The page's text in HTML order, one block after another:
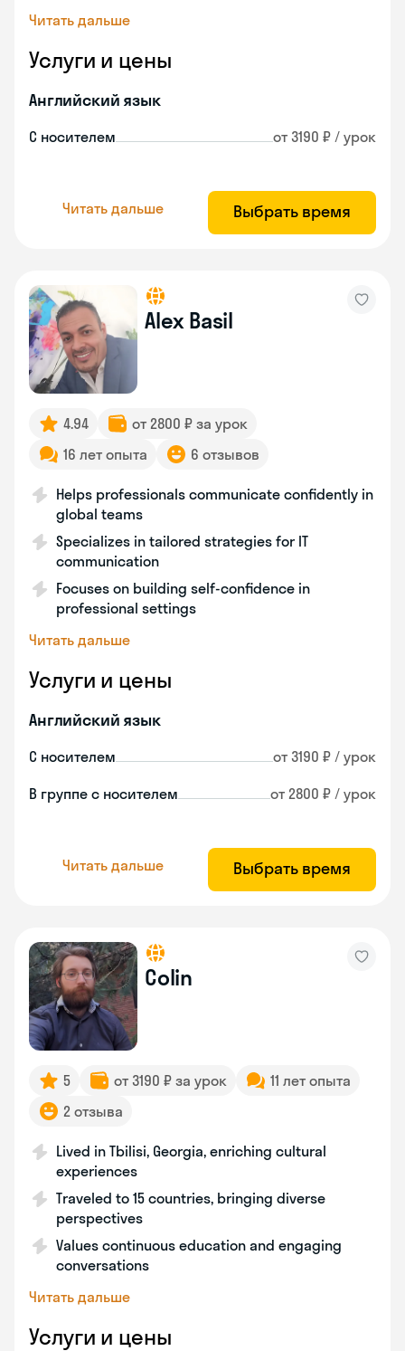
Читать дальше
Услуги и цены
Английский язык
С носителем от 3190 ₽ / урок
Читать дальше Выбрать время
Alex Basil
4.94
от 2800 ₽ за урок
16 лет опыта
6 отзывов
Helps professionals communicate confidently in
global teams
Specializes in tailored strategies for IT
communication
Focuses on building self-confidence in
professional settings
Читать дальше
Услуги и цены
Английский язык
С носителем от 3190 ₽ / урок
В группе с носителем от 2800 ₽ / урок
Читать дальше Выбрать время
Colin
5 от 3190 ₽ за урок
11 лет опыта
2 отзыва
Lived in Tbilisi, Georgia, enriching cultural
experiences
Traveled to 15 countries, bringing diverse
perspectives
Values continuous education and engaging
conversations
Читать дальше
Услуги и цены